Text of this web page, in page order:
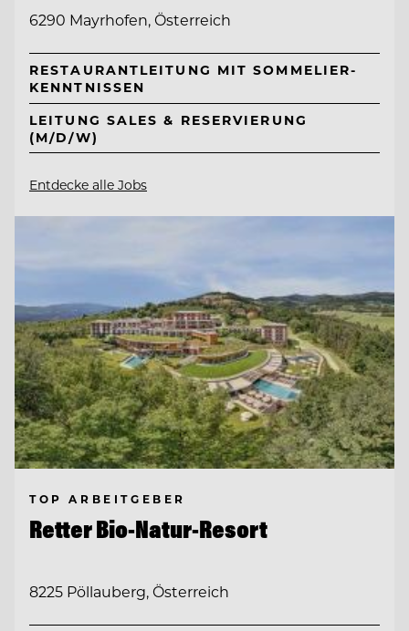
6290 Mayrhofen, Österreich
RESTAURANTLEITUNG MIT SOMMELIER-
KENNTNISSEN
LEITUNG SALES & RESERVIERUNG
(M/D/W)
Entdecke alle Jobs
TOP ARBEITGEBER
Retter Bio-Natur-Resort
8225 Pöllauberg, Österreich